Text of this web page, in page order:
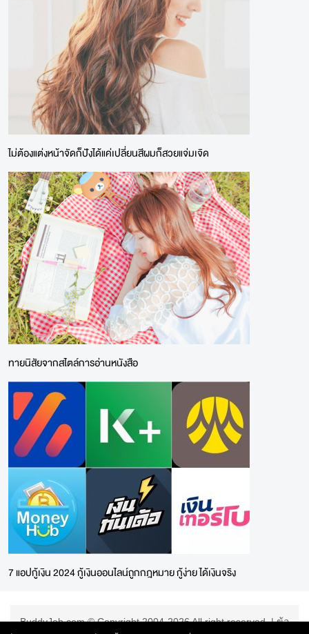
ไม่ต้องแต่งหน้าจัดก็ปังได้แค่เปลี่ยนสีผมก็สวยแจ่มเจิด
ทายนิสัยจากสไตล์การอ่านหนังสือ
7 แอปกู้เงิน 2024 กู้เงินออนไลน์ถูกกฎหมาย กู้ง่าย ได้เงินจริง
BuddyJob.com © Copyright 2004-2026 All right reserved. |ข้อ